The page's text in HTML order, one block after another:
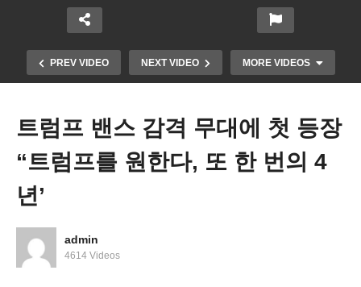
PREV VIDEO NEXT VIDEO MORE VIDEOS
연준 멤버들 ‘기준금리 인하 가까워지고 있다, 9월 인
하 가시화’
트럼프 밴스 감격 무대에 첫 등장
“트럼프를 원한다, 또 한 번의 4
년’
admin
4614 Videos